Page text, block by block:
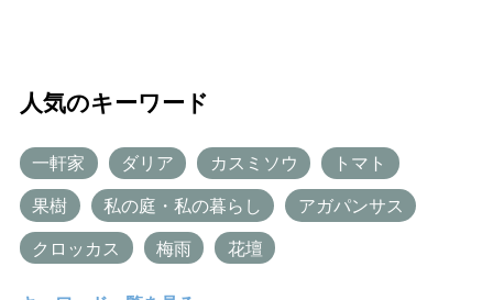
人気のキーワード
一軒家 ダリア カスミソウ トマト
果樹 私の庭・私の暮らし アガパンサス
クロッカス 梅雨 花壇